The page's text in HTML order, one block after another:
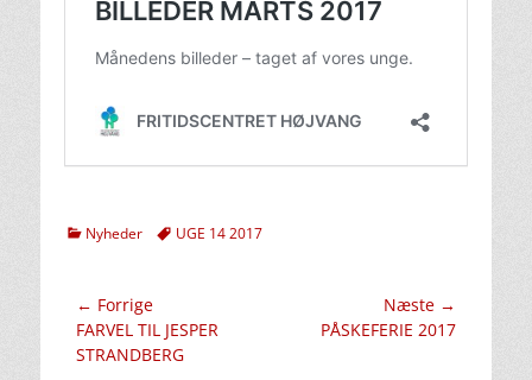
kategorier
Nyheder TagsUGE 14 2017
Indlægsnavigation
← Forrige
Forrige
indlæg:
FARVEL TIL JESPER
STRANDBERG
Næste →
PÅSKEFERIE 2017